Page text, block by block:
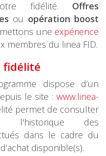
fidélité. Offres
ou opération boost
une expérience
membres du linea FID.
fidélité
dispose d’un
le site : www.linea-
permet de consulter
l'historique des
dans le cadre du
disponible(s).